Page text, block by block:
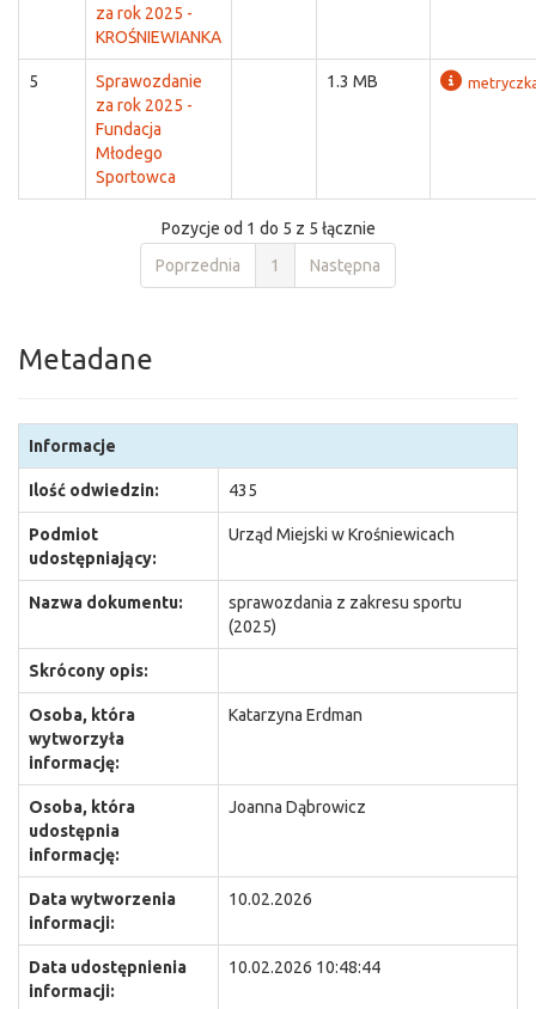
za rok 2025 -
KROŚNIEWIANKA
5
Sprawozdanie
za rok 2025 -
Fundacja
Młodego
Sportowca
1.3 MB
Pozycje od 1 do 5 z 5 łącznie
Poprzednia
1 Następna
Metadane
Informacje
Ilość odwiedzin: 435
Podmiot
udostępniający:
Urząd Miejski w Krośniewicach
Nazwa dokumentu:
sprawozdania z zakresu sportu
(2025)
Skrócony opis:
Osoba, która
wytworzyła
informację:
Katarzyna Erdman
Osoba, która
udostępnia
informację:
Joanna Dąbrowicz
Data wytworzenia
informacji:
10.02.2026
Data udostępnienia
informacji:
10.02.2026 10:48:44